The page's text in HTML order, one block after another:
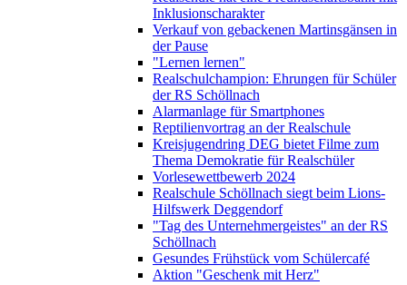
Inklusionscharakter
Verkauf von gebackenen Martinsgänsen in
der Pause
"Lernen lernen"
Realschulchampion: Ehrungen für Schüler
der RS Schöllnach
Alarmanlage für Smartphones
Reptilienvortrag an der Realschule
Kreisjugendring DEG bietet Filme zum
Thema Demokratie für Realschüler
Vorlesewettbewerb 2024
Realschule Schöllnach siegt beim Lions-
Hilfswerk Deggendorf
"Tag des Unternehmergeistes" an der RS
Schöllnach
Gesundes Frühstück vom Schülercafé
Aktion "Geschenk mit Herz"